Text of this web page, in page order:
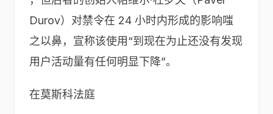
Durov）对禁令在 24 小时内形成的影响嗤
之以鼻，宣称该使用“到现在为止还没有发现
用户活动量有任何明显下降”。
在莫斯科法庭